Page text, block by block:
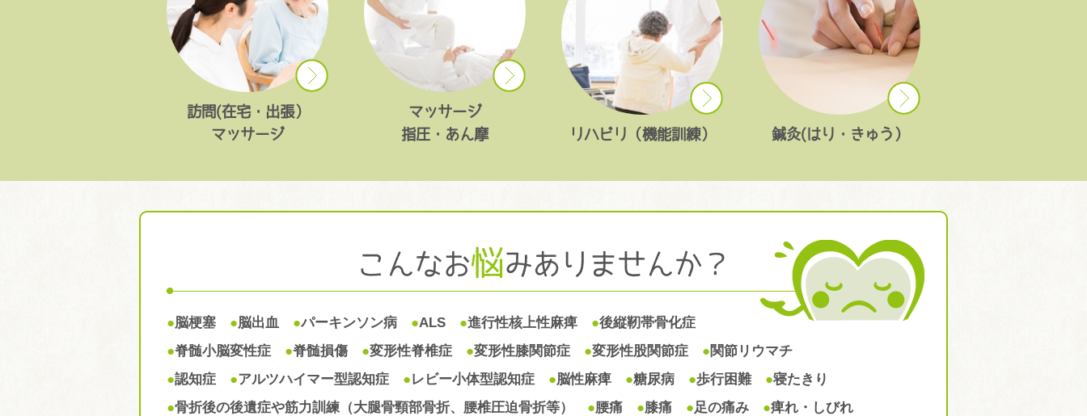
訪問(在宅・出張）
マッサージ
マッサージ
指圧・あん摩
リハビリ（機能訓練） 鍼灸(はり・きゅう）
こんなお悩みありませんか？
●脳梗塞 ●脳出血 ●パーキンソン病 ●ALS ●進行性核上性麻痺 ●後縦靭帯骨化症
●脊髄小脳変性症 ●脊髄損傷 ●変形性脊椎症 ●変形性膝関節症 ●変形性股関節症 ●関節リウマチ
●認知症 ●アルツハイマー型認知症 ●レビー小体型認知症 ●脳性麻痺 ●糖尿病 ●歩行困難 ●寝たきり
●骨折後の後遺症や筋力訓練（大腿骨頸部骨折、腰椎圧迫骨折等） ●腰痛 ●膝痛 ●足の痛み ●痺れ・しびれ